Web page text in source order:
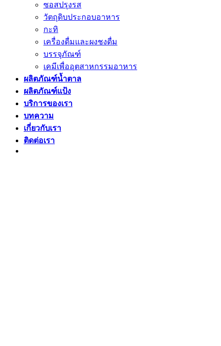
ซอสปรุงรส
วัตถุดิบประกอบอาหาร
กะทิ
เครื่องดื่มและผงชงดื่ม
บรรจุภัณฑ์
เคมีเพื่ออุตสาหกรรมอาหาร
ผลิตภัณฑ์น้ำตาล
ผลิตภัณฑ์แป้ง
บริการของเรา
บทความ
เกี่ยวกับเรา
ติดต่อเรา